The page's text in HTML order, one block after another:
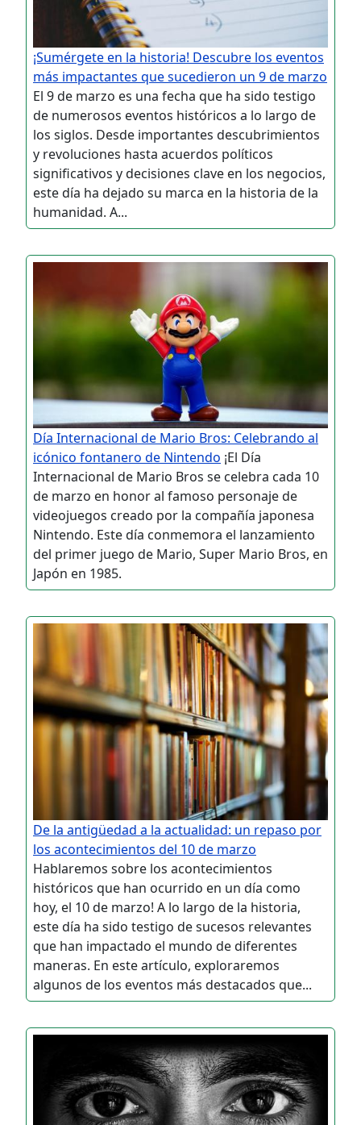
¡Sumérgete en la historia! Descubre los eventos
más impactantes que sucedieron un 9 de marzo
El 9 de marzo es una fecha que ha sido testigo
de numerosos eventos históricos a lo largo de
los siglos. Desde importantes descubrimientos
y revoluciones hasta acuerdos políticos
significativos y decisiones clave en los negocios,
este día ha dejado su marca en la historia de la
humanidad. A...
Día Internacional de Mario Bros: Celebrando al
icónico fontanero de Nintendo ¡El Día
Internacional de Mario Bros se celebra cada 10
de marzo en honor al famoso personaje de
videojuegos creado por la compañía japonesa
Nintendo. Este día conmemora el lanzamiento
del primer juego de Mario, Super Mario Bros, en
Japón en 1985.
De la antigüedad a la actualidad: un repaso por
los acontecimientos del 10 de marzo
Hablaremos sobre los acontecimientos
históricos que han ocurrido en un día como
hoy, el 10 de marzo! A lo largo de la historia,
este día ha sido testigo de sucesos relevantes
que han impactado el mundo de diferentes
maneras. En este artículo, exploraremos
algunos de los eventos más destacados que...